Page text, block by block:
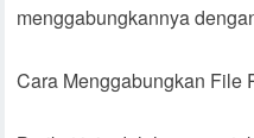
menggabungkannya
Cara Menggabungkan File